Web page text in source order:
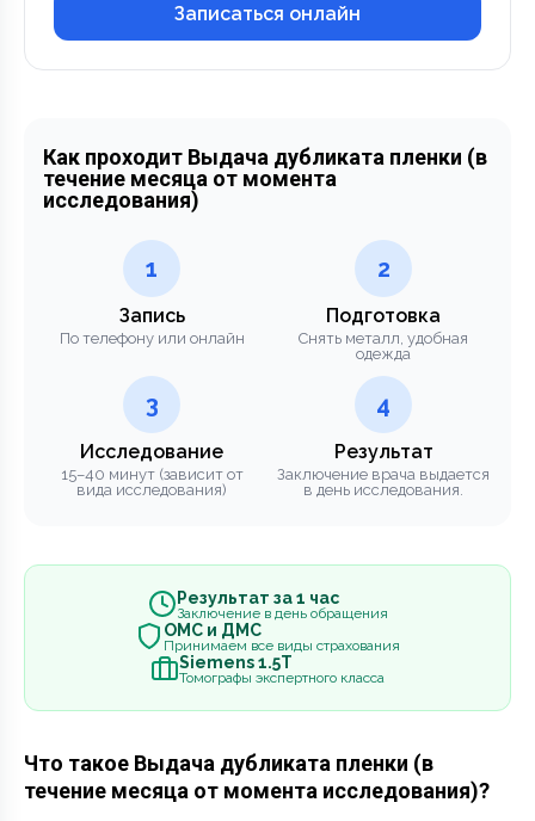
Записаться онлайн
Как проходит Выдача дубликата пленки (в
течение месяца от момента
исследования)
1
Запись
По телефону или онлайн
2
Подготовка
Снять металл, удобная
одежда
3
Исследование
15–40 минут (зависит от
вида исследования)
4
Результат
Заключение врача выдается
в день исследования.
Результат за 1 час
Заключение в день обращения
ОМС и ДМС
Принимаем все виды страхования
Siemens 1.5Т
Томографы экспертного класса
Что такое Выдача дубликата пленки (в
течение месяца от момента исследования)?